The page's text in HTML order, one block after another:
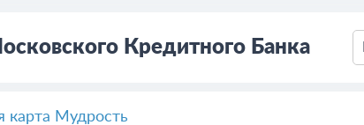
Кредитного Банка
карта Мудрость